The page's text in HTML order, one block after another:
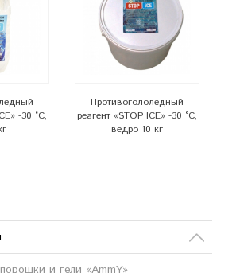
-30 °C,
Противогололедный
реагент «STOP ICE» -30 °C,
ведро 10 кг
и гели «AmmY»